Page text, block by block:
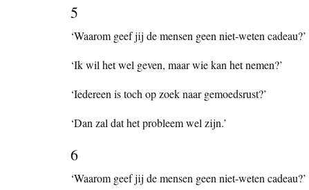
5
‘Waarom geef jij de mensen geen niet-weten cadeau?’
‘Ik wil het wel geven, maar wie kan het nemen?’
‘Iedereen is toch op zoek naar gemoedsrust?’
‘Dan zal dat het probleem wel zijn.’
6
‘Waarom geef jij de mensen geen niet-weten cadeau?’